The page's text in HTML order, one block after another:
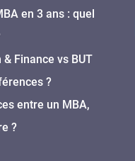
en 3 ans : quel
Finance vs BUT
?
entre un MBA,
?